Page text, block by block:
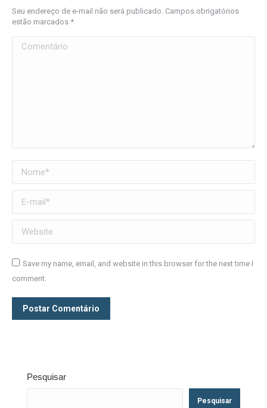
Seu endereço de e-mail não será publicado. Campos obrigatórios
estão marcados *
Comentário
Nome *
E-mail *
Website
Save my name, email, and website in this browser for the next time I
comment.
Postar Comentário
Pesquisar
Pesquisar